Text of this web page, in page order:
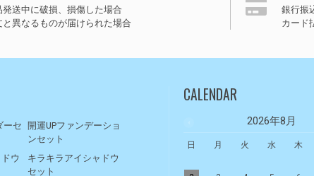
発送中に破損、損傷した場合
と異なるものが届けられた場合
銀行振
カード
ーセ
開運UPファンデーショ
ンセット
ウ
キラキラアイシャドウ
セット
CALENDAR
2026年8月
日 月 火 水 木